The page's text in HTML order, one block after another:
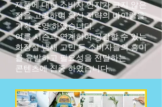
제품에 대한 소비자 인지가 크지 않은
점을 고려하여 확산 전략의 바이럴을
기획 운영 하였습니다.
여름 시즌과 연계하여 공감할 수 있는
화장실 냄새 고민 등 소비자들의 흥미
를 유발하고 필요성을 전달하는
콘텐츠에 집중 하였습니다..